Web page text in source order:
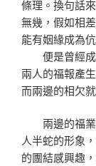
條理。換句話
無幾，假如相
能有姻緣成為
便是曾經成
兩人的福報產
而兩邊的相欠
兩邊的福業
人半蛇的形象
的團結感興趣